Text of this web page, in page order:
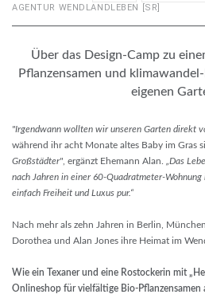
AGENTUR WENDLANDLEBEN [SR]
Über das Design-Camp zu
Pflanzensamen und
eigenen
"Irgendwann wollten wir unseren Garten direkt
während ihr acht Monate altes Baby im Gras
Großstädter" , ergänzt Ehemann Alan.
„Das
nach Jahren in einer 60-Quadratmeter-
einfach Freiheit und Luxus pur.“
Nach mehr als zehn Jahren in Berlin,
Dorothea und Alan Jones ihre Heimat im
Wie ein Texaner und eine Rostockerin mit
Onlineshop für vielfältige Bio-Pflanzensamen